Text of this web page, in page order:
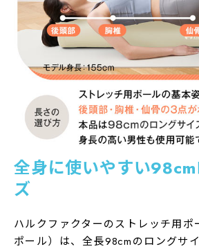
商品名
ハルクファクター ストレッチ用ポール
ブラック / ブルー / グリーン / オ
全身に使いやすい
ズ
ハルクファクターのストレッチ用ポ
ポール）は、全長98cmのロングサ